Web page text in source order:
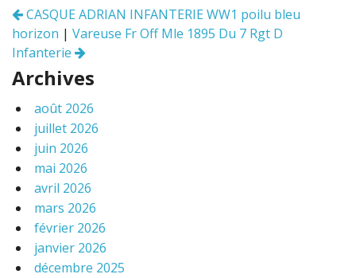
o
k
Navigation
des
articles
CASQUE ADRIAN INFANTERIE WW1 poilu bleu
horizon | Vareuse Fr Off Mle 1895 Du 7 Rgt D
Infanterie
Archives
août 2026
juillet 2026
juin 2026
mai 2026
avril 2026
mars 2026
février 2026
janvier 2026
décembre 2025